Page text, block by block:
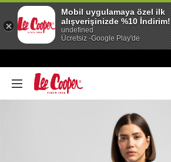
Mobil uygulamaya özel ilk
alışverişinizde %10 İndirim!
undefined
Ücretsiz -Google Play'de